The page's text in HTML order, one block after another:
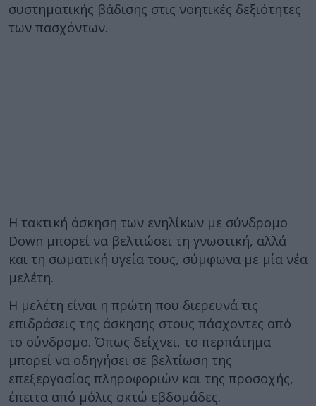
συστηματικής βάδισης στις νοητικές δεξιότητες
των πασχόντων.
Η τακτική άσκηση των ενηλίκων με σύνδρομο
Down μπορεί να βελτιώσει τη γνωστική, αλλά
και τη σωματική υγεία τους, σύμφωνα με μία νέα
μελέτη.
Η μελέτη είναι η πρώτη που διερευνά τις
επιδράσεις της άσκησης στους πάσχοντες από
το σύνδρομο. Όπως δείχνει, το περπάτημα
μπορεί να οδηγήσει σε βελτίωση της
επεξεργασίας πληροφοριών και της προσοχής,
έπειτα από μόλις οκτώ εβδομάδες.